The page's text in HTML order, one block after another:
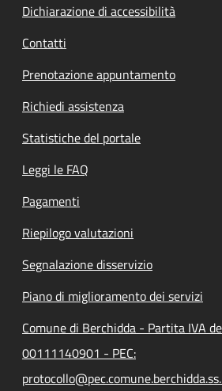
Dichiarazione di accessibilità
Contatti
Prenotazione appuntamento
Richiedi assistenza
Statistiche del portale
Leggi le FAQ
Pagamenti
Riepilogo valutazioni
Segnalazione disservizio
Piano di miglioramento dei servizi
Comune di Berchidda - Partita IVA
00111140901 - PEC: